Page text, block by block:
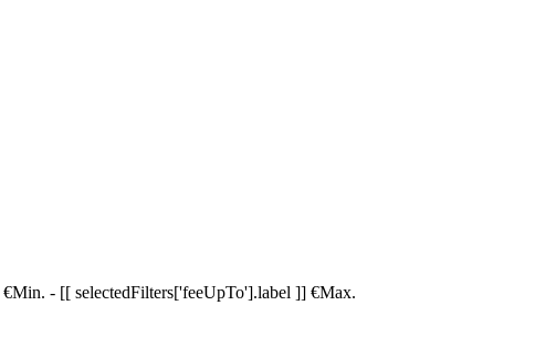
€Min. - [[ selectedFilters['feeUpTo'].label ]] €Max.